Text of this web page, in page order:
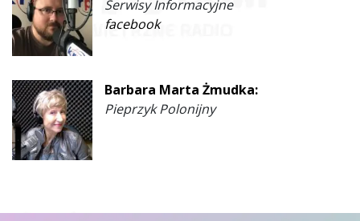
Serwisy Informacyjne
facebook
Barbara Marta Żmudka:
Pieprzyk Polonijny